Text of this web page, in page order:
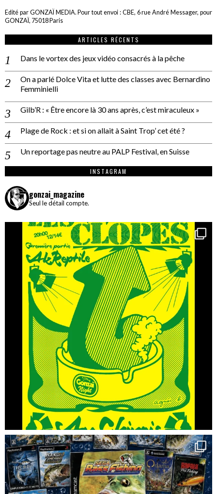
Edité par GONZAÏ MEDIA. Pour tout envoi : CBE, 6 rue André Messager, pour
GONZAÏ, 75018 Paris
ARTICLES RÉCENTS
Dans le vortex des jeux vidéo consacrés à la pêche
On a parlé Dolce Vita et lutte des classes avec Bernardino
Femminielli
Gilb’R : « Être encore là 30 ans après, c’est miraculeux »
Plage de Rock : et si on allait à Saint Trop’ cet été ?
Un reportage pas neutre au PALP Festival, en Suisse
INSTAGRAM
gonzai_magazine
Seul le détail compte.